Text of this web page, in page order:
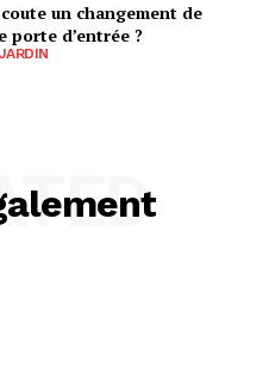
un changement de
porte d’entrée ?